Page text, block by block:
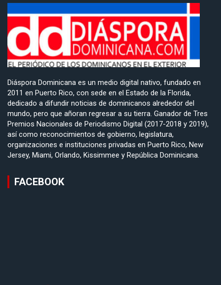
Diáspora Dominicana es un medio digital nativo, fundado en
2011 en Puerto Rico, con sede en el Estado de la Florida,
dedicado a difundir noticias de dominicanos alrededor del
mundo, pero que añoran regresar a su tierra. Ganador de Tres
Premios Nacionales de Periodismo Digital (2017-2018 y 2019),
así como reconocimientos de gobierno, legislatura,
organizaciones e instituciones privadas en Puerto Rico, New
Jersey, Miami, Orlando, Kissimmee y República Dominicana.
FACEBOOK